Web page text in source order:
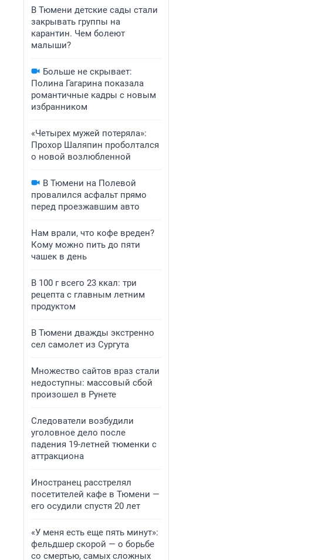
В Тюмени детские сады стали
закрывать группы на
карантин. Чем болеют
малыши?
Больше не скрывает:
Полина Гагарина показала
романтичные кадры с новым
избранником
«Четырех мужей потеряла»:
Прохор Шаляпин проболтался
о новой возлюбленной
В Тюмени на Полевой
провалился асфальт прямо
перед проезжавшим авто
Нам врали, что кофе вреден?
Кому можно пить до пяти
чашек в день
В 100 г всего 23 ккал: три
рецепта с главным летним
продуктом
В Тюмени дважды экстренно
сел самолет из Сургута
Множество сайтов враз стали
недоступны: массовый сбой
произошел в Рунете
Следователи возбудили
уголовное дело после
падения 19-летней тюменки с
аттракциона
Иностранец расстрелял
посетителей кафе в Тюмени —
его осудили спустя 20 лет
«У меня есть еще пять минут»:
фельдшер скорой — о борьбе
со смертью, самых сложных